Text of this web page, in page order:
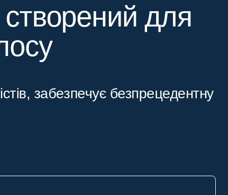
створений для
забезпечує безпрецедентну